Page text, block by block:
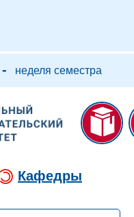
- неделя семестра
Кафедры